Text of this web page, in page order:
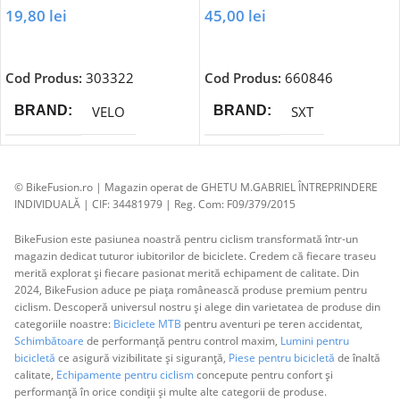
19,80 lei
Cod Produs: 303322
BRAND VELO
45,00 lei
Cod Produs: 660846
BRAND SXT
© BikeFusion.ro | Magazin operat de GHETU M.GABRIEL ÎNTREPRINDERE
INDIVIDUALĂ | CIF: 34481979 | Reg. Com: F09/379/2015
BikeFusion este pasiunea noastră pentru ciclism transformată într-un
magazin dedicat tuturor iubitorilor de biciclete. Credem că fiecare traseu
merită explorat și fiecare pasionat merită echipament de calitate. Din
2024, BikeFusion aduce pe piața românească produse premium pentru
ciclism. Descoperă universul nostru și alege din varietatea de produse din
categoriile noastre: Biciclete MTB pentru aventuri pe teren accidentat,
Schimbătoare de performanță pentru control maxim, Lumini pentru
bicicletă ce asigură vizibilitate și siguranță, Piese pentru bicicletă de înaltă
calitate, Echipamente pentru ciclismconcepute pentru confort și
performanță în orice condiții și multe alte categorii de produse.